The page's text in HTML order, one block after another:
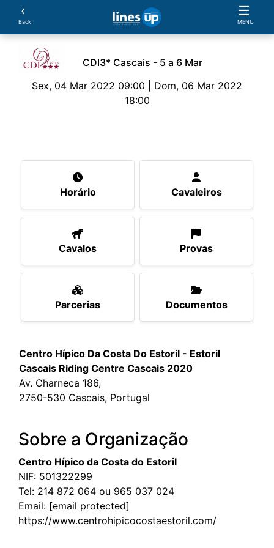
‹
Back
☰
MENU
CDI3* Cascais - 5 a 6 Mar
Sex, 04 Mar 2022 09:00 | Dom, 06 Mar 2022
18:00
Horário Cavaleiros
Cavalos Provas
Parcerias Documentos
Centro Hípico Da Costa Do Estoril - Estoril
Cascais Riding Centre Cascais 2020
Av. Charneca 186,
2750-530 Cascais, Portugal
Sobre a Organização
Centro Hípico da Costa do Estoril
NIF: 501322299
Tel: 214 872 064 ou 965 037 024
Email: [email protected]
https://www.centrohipicocostaestoril.com/